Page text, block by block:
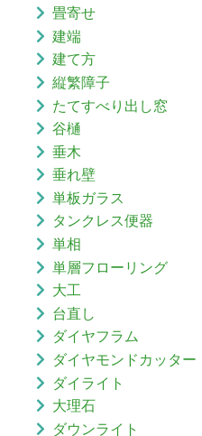
畳寄せ
建端
建て方
縦繁障子
たてすべり出し窓
谷樋
垂木
垂れ壁
単板ガラス
タンクレス便器
単相
単層フローリング
大工
台直し
ダイヤフラム
ダイヤモンドカッター
ダイライト
大理石
ダウンライト